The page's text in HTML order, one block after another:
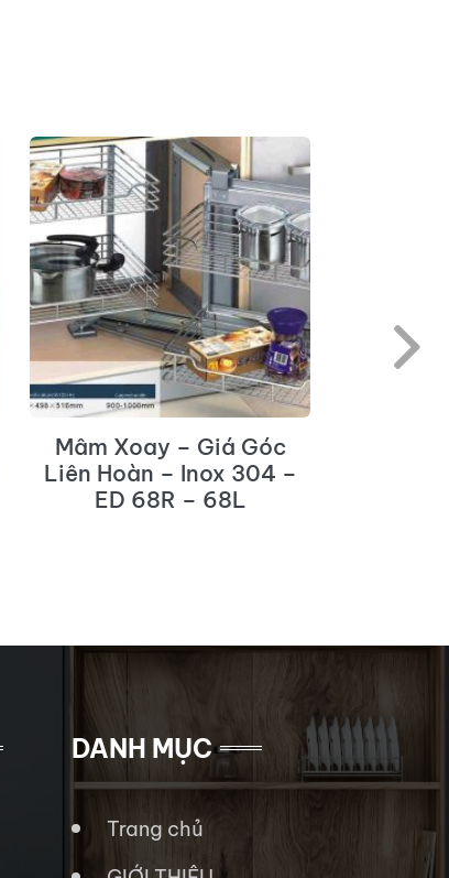
Mâm Xoay – Giá Góc
Liên Hoàn – Inox 304 –
ED 68R – 68L
DANH MỤC
Trang chủ